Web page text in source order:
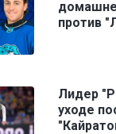
против
Лидер
уходе